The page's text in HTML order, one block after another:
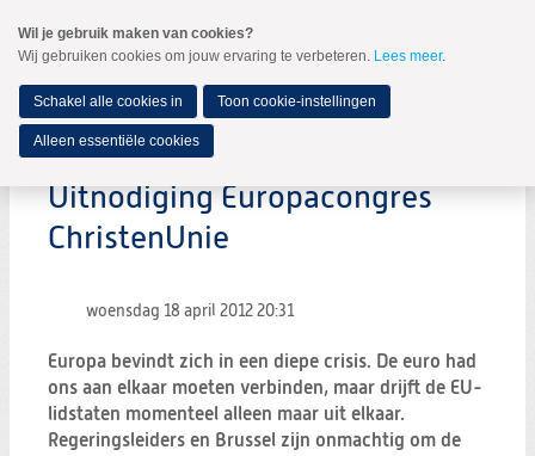
naar
Spring
de
inhoud
Spring
naar
hoofdmenu
MENU
Uitnodiging Europacongres
ChristenUnie
woensdag 18 april 2012 20:31
Europa bevindt zich in een diepe crisis. De euro had
ons aan elkaar moeten verbinden, maar drijft de EU-
lidstaten momenteel alleen maar uit elkaar.
Regeringsleiders en Brussel zijn onmachtig om de
Wil je gebruik maken van cookies?
Wij gebruiken cookies om jouw ervaring te verbeteren. Lees meer.
Schakel alle cookies in Toon cookie-instellingen
Alleen essentiële cookies